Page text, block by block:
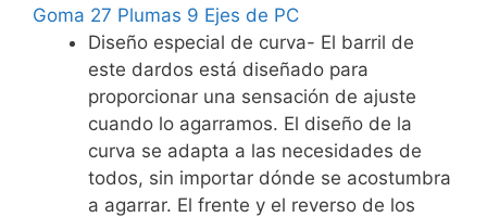
Goma 27 Plumas 9 Ejes de PC
Diseño especial de curva- El barril de
este dardos está diseñado para
proporcionar una sensación de ajuste
cuando lo agarramos. El diseño de la
curva se adapta a las necesidades de
todos, sin importar dónde se acostumbra
a agarrar. El frente y el reverso de los